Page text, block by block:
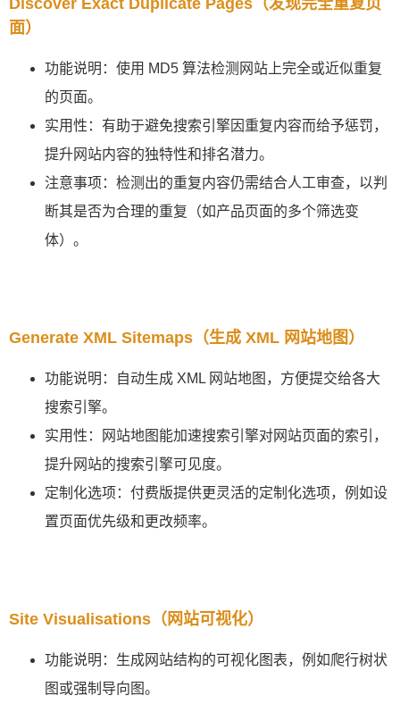
Discover Exact Duplicate Pages（发现完全重复页
面）
功能说明：使用 MD5 算法检测网站上完全或近似重复
的页面。
实用性：有助于避免搜索引擎因重复内容而给予惩罚，
提升网站内容的独特性和排名潜力。
注意事项：检测出的重复内容仍需结合人工审查，以判
断其是否为合理的重复（如产品页面的多个筛选变
体）。
Generate XML Sitemaps（生成 XML 网站地图）
功能说明：自动生成 XML 网站地图，方便提交给各大
搜索引擎。
实用性：网站地图能加速搜索引擎对网站页面的索引，
提升网站的搜索引擎可见度。
定制化选项：付费版提供更灵活的定制化选项，例如设
置页面优先级和更改频率。
Site Visualisations（网站可视化）
功能说明：生成网站结构的可视化图表，例如爬行树状
图或强制导向图。